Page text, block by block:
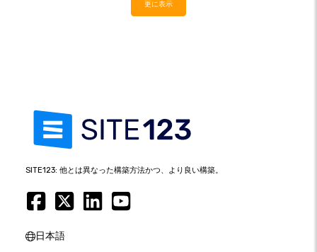
更に表示
SITE123: 他とは異なった構築方法かつ、より良い構築。
日本語